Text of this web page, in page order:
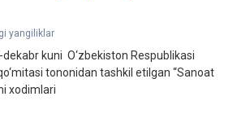
yangiliklar
kuni O‘zbekiston Respublikasi
tononidan tashkil etilgan “Sanoat
xodimlari